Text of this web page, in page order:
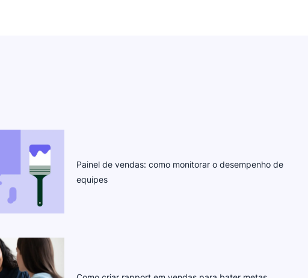
Painel de vendas: como monitorar o desempenho de
equipes